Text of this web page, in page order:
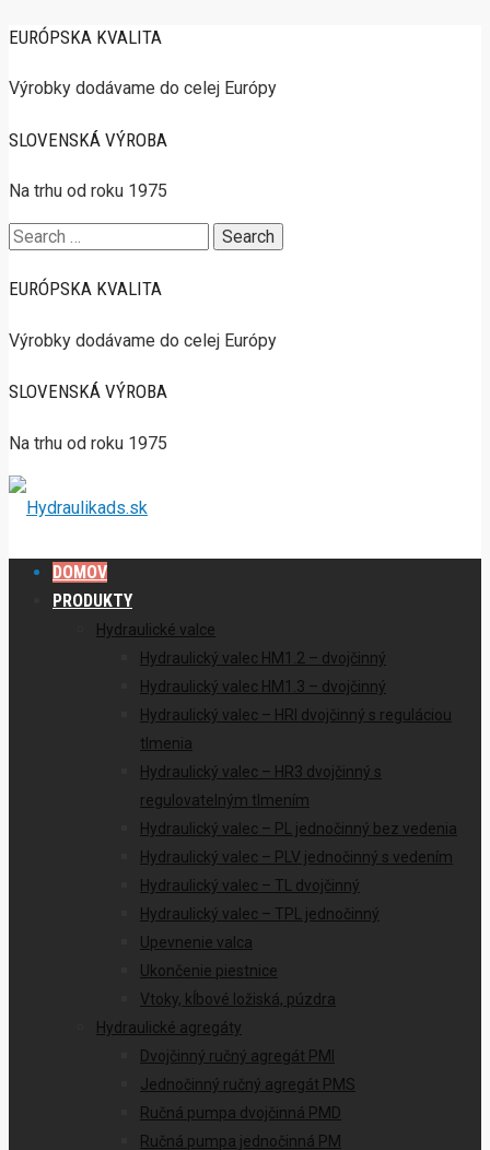
EURÓPSKA KVALITA
Výrobky dodávame do celej Európy
SLOVENSKÁ VÝROBA
Na trhu od roku 1975
Search
EURÓPSKA KVALITA
Výrobky dodávame do celej Európy
SLOVENSKÁ VÝROBA
Na trhu od roku 1975
DOMOV
PRODUKTY
Hydraulické valce
Hydraulický valec HM1.2 – dvojčinný
Hydraulický valec HM1.3 – dvojčinný
Hydraulický valec – HRI dvojčinný s reguláciou
tlmenia
Hydraulický valec – HR3 dvojčinný s
regulovatelným tlmením
Hydraulický valec – PL jednočinný bez vedenia
Hydraulický valec – PLV jednočinný s vedením
Hydraulický valec – TL dvojčinný
Hydraulický valec – TPL jednočinný
Upevnenie valca
Ukončenie piestnice
Vtoky, kĺbové ložiská, púzdra
Hydraulické agregáty
Dvojčinný ručný agregát PMI
Jednočinný ručný agregát PMS
Ručná pumpa dvojčinná PMD
Ručná pumpa jednočinná PM